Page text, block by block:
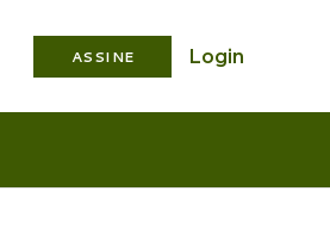
ASSINE Login